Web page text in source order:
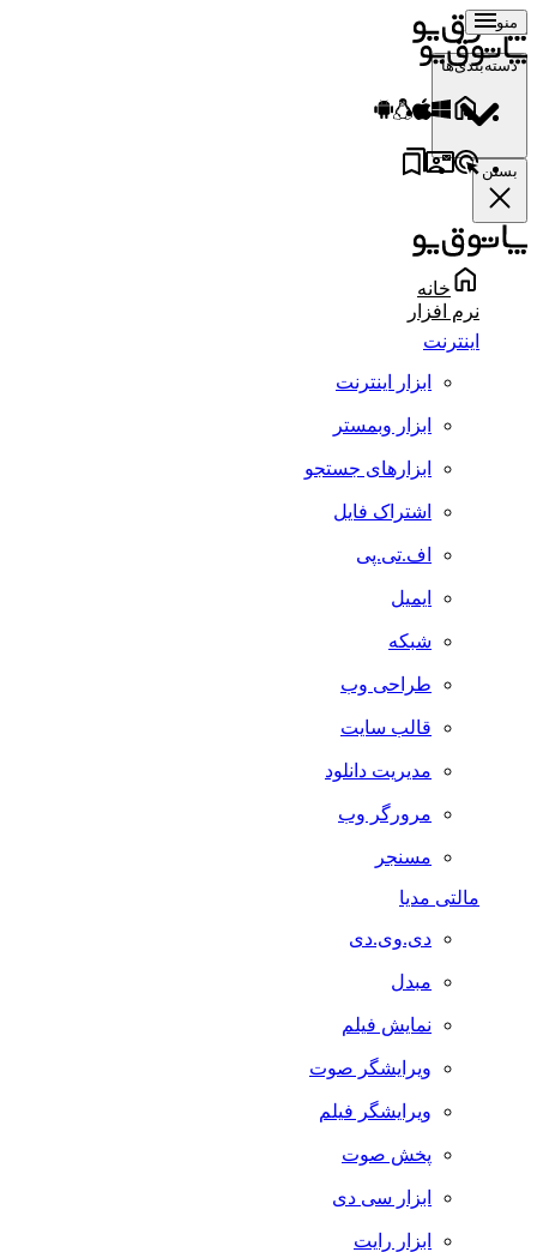
منو
دسته‌بندی‌ها
بستن
خانه
نرم افزار
اینترنت
ابزار اینترنت
ابزار وبمستر
ابزارهای جستجو
اشتراک فایل
اف.تی.پی
ایمیل
شبکه
طراحی وب
قالب سایت
مدیریت دانلود
مرورگر وب
مسنجر
مالتی مدیا
دی.وی.دی
مبدل
نمایش فیلم
ویرایشگر صوت
ویرایشگر فیلم
پخش صوت
ابزار سی دی
ابزار رایت